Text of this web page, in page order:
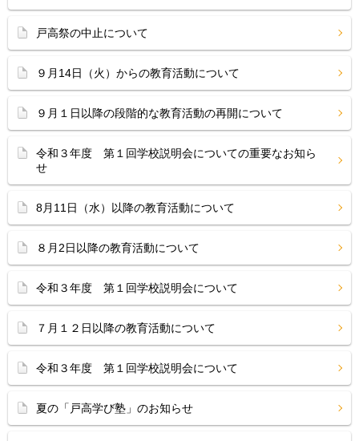
戸高祭の中止について
９月14日（火）からの教育活動について
９月１日以降の段階的な教育活動の再開について
令和３年度 第１回学校説明会についての重要なお知ら
せ
8月11日（水）以降の教育活動について
８月2日以降の教育活動について
令和３年度 第１回学校説明会について
７月１２日以降の教育活動について
令和３年度 第１回学校説明会について
夏の「戸高学び塾」のお知らせ